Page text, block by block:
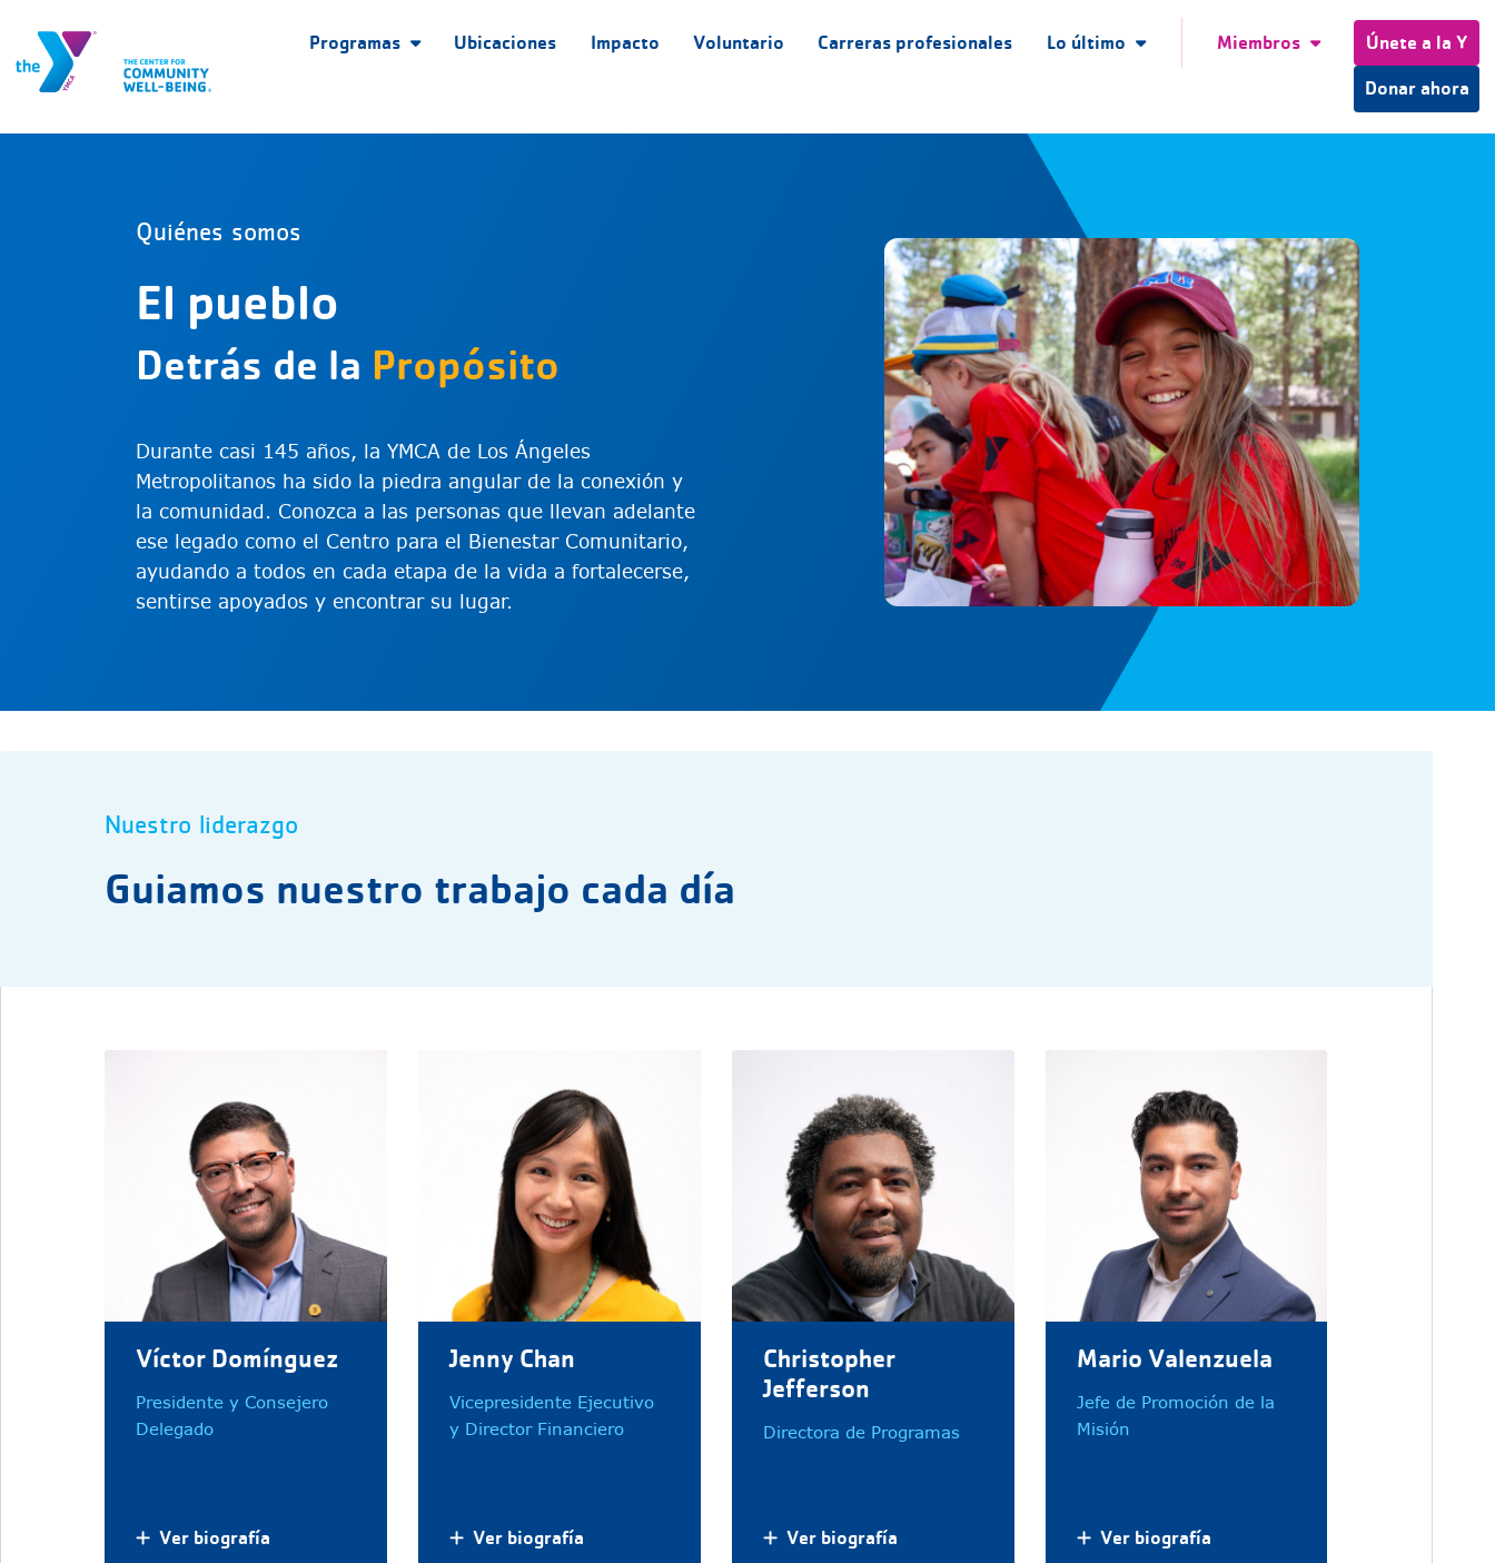
Programas Ubicaciones Impacto Voluntario Carreras profesionales Lo último Miembros Únete a la Y
Donar ahora
Quiénes somos
El pueblo
Detrás de la Propósito
Durante casi 145 años, la YMCA de Los Ángeles
Metropolitanos ha sido la piedra angular de la conexión y
la comunidad. Conozca a las personas que llevan adelante
ese legado como el Centro para el Bienestar Comunitario,
ayudando a todos en cada etapa de la vida a fortalecerse,
sentirse apoyados y encontrar su lugar.
Nuestro liderazgo
Guiamos nuestro trabajo cada día
Víctor Domínguez
Presidente y Consejero
Delegado
Ver biografía
Jenny Chan
Vicepresidente Ejecutivo
y Director Financiero
Ver biografía
Christopher
Jefferson
Directora de Programas
Ver biografía
Mario Valenzuela
Jefe de Promoción de la
Misión
Ver biografía